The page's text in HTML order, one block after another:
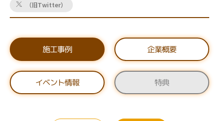
（旧Twitter）
施工事例 企業概要
イベント情報 特典